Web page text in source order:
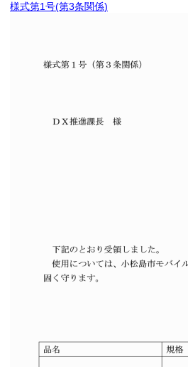
様式第1号(第3条関係)